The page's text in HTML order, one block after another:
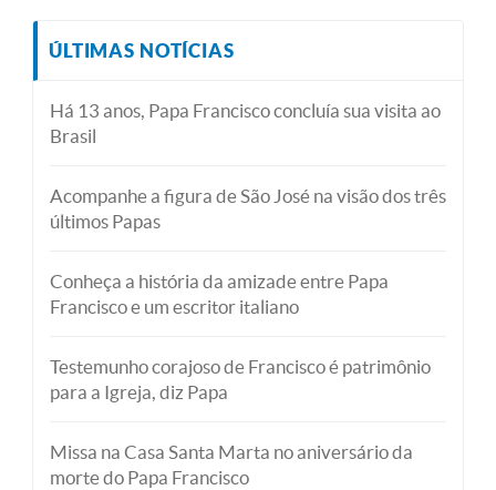
ÚLTIMAS NOTÍCIAS
Há 13 anos, Papa Francisco concluía sua visita ao
Brasil
Acompanhe a figura de São José na visão dos três
últimos Papas
Conheça a história da amizade entre Papa
Francisco e um escritor italiano
Testemunho corajoso de Francisco é patrimônio
para a Igreja, diz Papa
Missa na Casa Santa Marta no aniversário da
morte do Papa Francisco